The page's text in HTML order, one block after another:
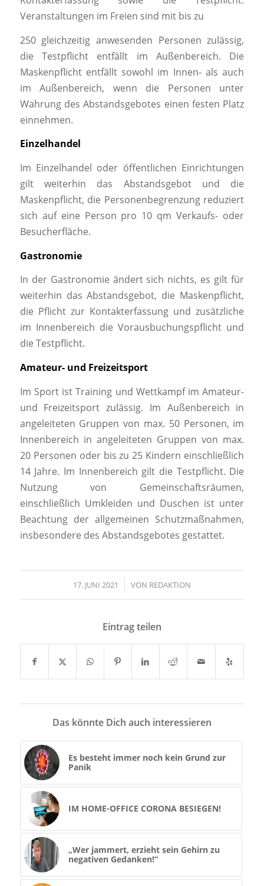
Veranstaltungen im Freien sind mit bis zu
250 gleichzeitig anwesenden Personen zulässig,
die Testpflicht entfällt im Außenbereich. Die
Maskenpflicht entfällt sowohl im Innen- als auch
im Außenbereich, wenn die Personen unter
Wahrung des Abstandsgebotes einen festen Platz
einnehmen.
Einzelhandel
Im Einzelhandel oder öffentlichen Einrichtungen
gilt weiterhin das Abstandsgebot und die
Maskenpflicht, die Personenbegrenzung reduziert
sich auf eine Person pro 10 qm Verkaufs- oder
Besucherfläche.
Gastronomie
In der Gastronomie ändert sich nichts, es gilt für
weiterhin das Abstandsgebot, die Maskenpflicht,
die Pflicht zur Kontakterfassung und zusätzliche
im Innenbereich die Vorausbuchungspflicht und
die Testpflicht.
Amateur- und Freizeitsport
Im Sport ist Training und Wettkampf im Amateur-
und Freizeitsport zulässig. Im Außenbereich in
angeleiteten Gruppen von max. 50 Personen, im
Innenbereich in angeleiteten Gruppen von max.
20 Personen oder bis zu 25 Kindern einschließlich
14 Jahre. Im Innenbereich gilt die Testpflicht. Die
Nutzung von Gemeinschaftsräumen,
einschließlich Umkleiden und Duschen ist unter
Beachtung der allgemeinen Schutzmaßnahmen,
insbesondere des Abstandsgebotes gestattet.
17. JUNI 2021
/ VON REDAKTION
Eintrag teilen
Das könnte Dich auch interessieren
Es besteht immer noch kein Grund zur
Panik
IM HOME-OFFICE CORONA BESIEGEN!
„Wer jammert, erzieht sein Gehirn zu
negativen Gedanken!“